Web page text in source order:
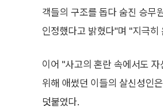
객들의 구조를 돕다 숨진 승무
인정했다고 밝혔다"며 "지극
이어 "사고의 혼란 속에서도
위해 애썼던 이들의 살신성인
덧붙였다.